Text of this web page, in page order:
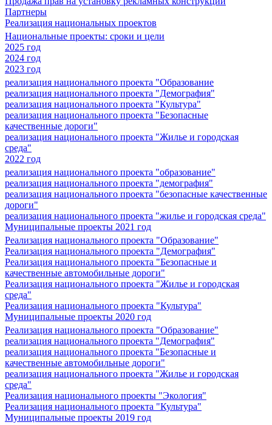
Партнеры
Реализация национальных проектов
Национальные проекты: сроки и цели
2025 год
2024 год
2023 год
реализация национального проекта "Образование
реализация национального проекта "Демография"
реализация национального проекта "Культура"
реализация национального проекта "Безопасные
качественные дороги"
реализация национального проекта "Жилье и городская
среда"
2022 год
реализация национального проекта "образование"
реализация национального проекта "демография"
реализация национального проекта "безопасные качественные
дороги"
реализация национального проекта "жилье и городская среда"
Муниципальные проекты 2021 год
Реализация национального проекта "Образование"
Реализация национального проекта "Демография"
Реализация национального проекта "Безопасные и
качественные автомобильные дороги"
Реализация национального проекта "Жилье и городская
среда"
Реализация национального проекта "Культура"
Муниципальные проекты 2020 год
Реализация национального проекта "Образование"
реализация национального проекта "Демография"
реализация национального проекта "Безопасные и
качественные автомобильные дороги"
реализация национального проекта "Жилье и городская
среда"
Реализация национального проекты "Экология"
Реализация национального проекта "Культура"
Муниципальные проекты 2019 год